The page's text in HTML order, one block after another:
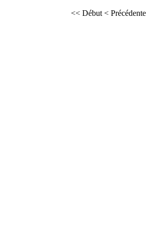
<< Début < Précédente